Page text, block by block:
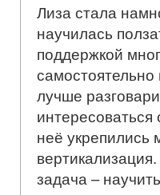
Лиза стала
научилась
поддержкой
самостоятельно
лучше
неё
задача –